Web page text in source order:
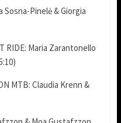
Sosna-Pinelė & Giorgia
RIDE: Maria Zarantonello
MTB: Claudia Krenn &